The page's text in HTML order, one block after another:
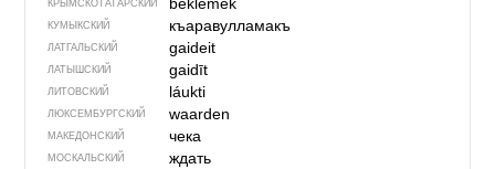
КРЫМСКО­ТАТАРСКИЙ
КУМЫКСКИЙ къаравулламакъ
ЛАТГАЛЬСКИЙ gaideit
ЛАТЫШСКИЙ gaidīt
ЛИТОВСКИЙ láukti
ЛЮКСЕМБУРГСКИЙ waarden
МАКЕДОНСКИЙ чека
МОСКАЛЬСКИЙ ждать